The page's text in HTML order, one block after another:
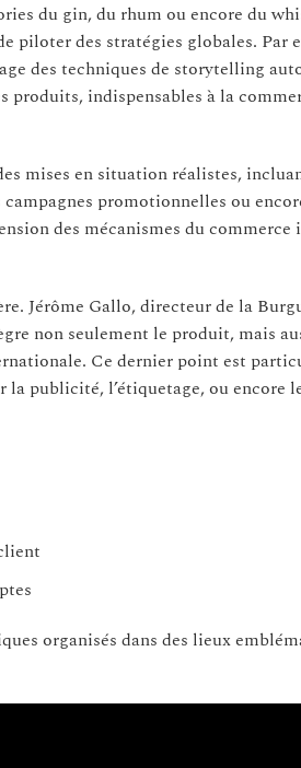
du gin, du rhum ou encore du
piloter des stratégies globales. Par
des techniques de storytelling
indispensables à la
mises en situation réalistes,
promotionnelles ou
des mécanismes du
Jérôme Gallo, directeur de la
non seulement le produit, mais
Ce dernier point est
publicité, l’étiquetage, ou encore
organisés dans des lieux